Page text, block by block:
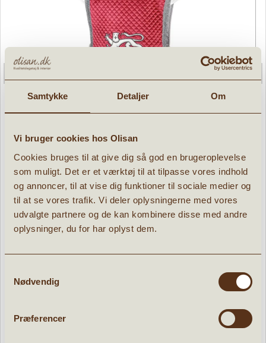
Samtykke Detaljer Om
Vi bruger cookies hos Olisan
Cookies bruges til at give dig så god en brugeroplevelse
som muligt. Det er et værktøj til at tilpasse vores indhold
og annoncer, til at vise dig funktioner til sociale medier og
til at se vores trafik. Vi deler oplysningerne med vores
udvalgte partnere og de kan kombinere disse med andre
oplysninger, du for har oplyst dem.
Nødvendig
Præferencer
Ridder Eduard kappe 3-4 år - 98-104 cm
» læs mere
231,96 kr.
289,95
Tilbud